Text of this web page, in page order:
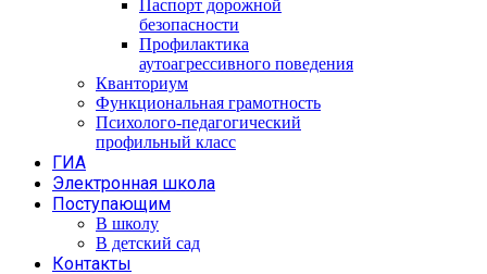
Паспорт дорожной
безопасности
Профилактика
аутоагрессивного поведения
Кванториум
Функциональная грамотность
Психолого-педагогический
профильный класс
ГИА
Электронная школа
Поступающим
В школу
В детский сад
Контакты